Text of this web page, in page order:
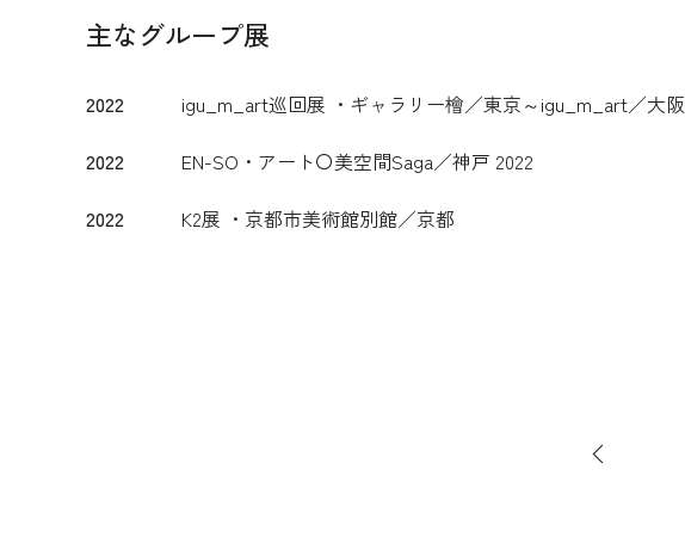
主なグループ展
2022
igu_m_art巡回展 ・ギャラリー檜／東京～igu_m_art／大阪
2022
EN-SO・アート〇美空間Saga／神戸 2022
2022
K2展 ・京都市美術館別館／京都